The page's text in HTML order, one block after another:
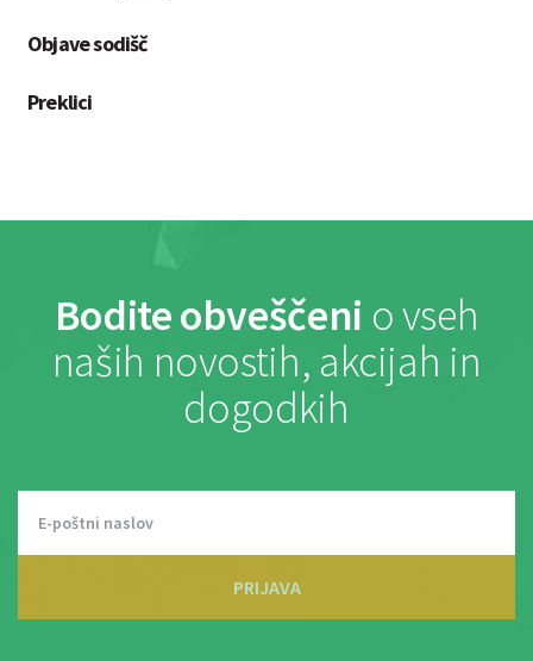
Objave sodišč
Preklici
Bodite obveščeni o vseh
naših novostih, akcijah in
dogodkih
PRIJAVA